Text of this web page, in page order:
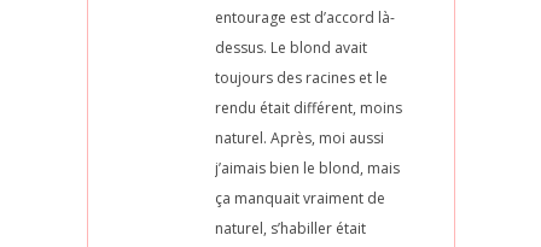
entourage est d’accord là-
dessus. Le blond avait
toujours des racines et le
rendu était différent, moins
naturel. Après, moi aussi
j’aimais bien le blond, mais
ça manquait vraiment de
naturel, s’habiller était